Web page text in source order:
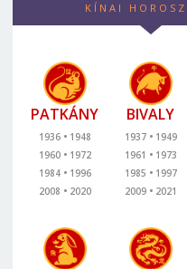
KÍNAI
PATKÁNY
1936
1948
1960
1972
1984
1996
2008
2020
BIVALY
1937
1949
1961
1973
1985
1997
2009
2021